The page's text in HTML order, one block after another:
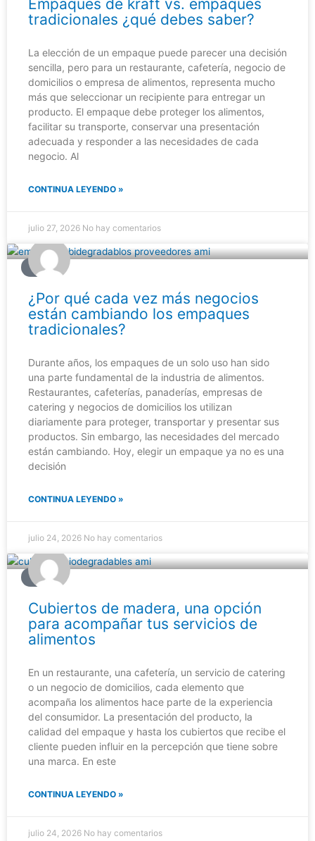
Empaques de kraft vs. empaques
tradicionales ¿qué debes saber?
La elección de un empaque puede parecer una decisión
sencilla, pero para un restaurante, cafetería, negocio de
domicilios o empresa de alimentos, representa mucho
más que seleccionar un recipiente para entregar un
producto. El empaque debe proteger los alimentos,
facilitar su transporte, conservar una presentación
adecuada y responder a las necesidades de cada
negocio. Al
CONTINUA LEYENDO »
julio 27, 2026 No hay comentarios
BLOG
¿Por qué cada vez más negocios
están cambiando los empaques
tradicionales?
Durante años, los empaques de un solo uso han sido
una parte fundamental de la industria de alimentos.
Restaurantes, cafeterías, panaderías, empresas de
catering y negocios de domicilios los utilizan
diariamente para proteger, transportar y presentar sus
productos. Sin embargo, las necesidades del mercado
están cambiando. Hoy, elegir un empaque ya no es una
decisión
CONTINUA LEYENDO »
julio 24, 2026 No hay comentarios
BLOG
Cubiertos de madera, una opción
para acompañar tus servicios de
alimentos
En un restaurante, una cafetería, un servicio de catering
o un negocio de domicilios, cada elemento que
acompaña los alimentos hace parte de la experiencia
del consumidor. La presentación del producto, la
calidad del empaque y hasta los cubiertos que recibe el
cliente pueden influir en la percepción que tiene sobre
una marca. En este
CONTINUA LEYENDO »
julio 24, 2026 No hay comentarios